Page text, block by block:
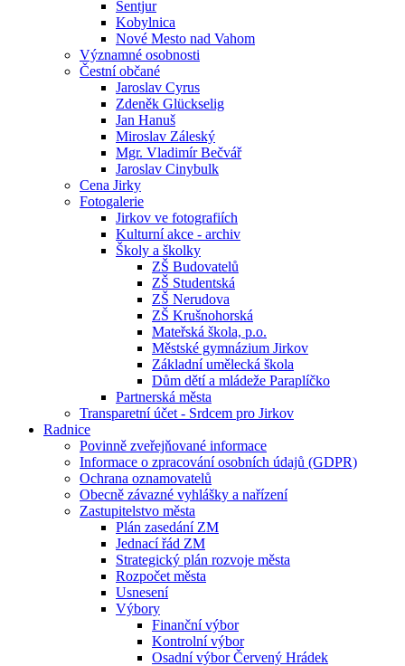
Šentjur
Kobylnica
Nové Mesto nad Vahom
Významné osobnosti
Čestní občané
Jaroslav Cyrus
Zdeněk Glückselig
Jan Hanuš
Miroslav Záleský
Mgr. Vladimír Bečvář
Jaroslav Cinybulk
Cena Jirky
Fotogalerie
Jirkov ve fotografiích
Kulturní akce - archiv
Školy a školky
ZŠ Budovatelů
ZŠ Studentská
ZŠ Nerudova
ZŠ Krušnohorská
Mateřská škola, p.o.
Městské gymnázium Jirkov
Základní umělecká škola
Dům dětí a mládeže Paraplíčko
Partnerská města
Transparetní účet - Srdcem pro Jirkov
Radnice
Povinně zveřejňované informace
Informace o zpracování osobních údajů (GDPR)
Ochrana oznamovatelů
Obecně závazné vyhlášky a nařízení
Zastupitelstvo města
Plán zasedání ZM
Jednací řád ZM
Strategický plán rozvoje města
Rozpočet města
Usnesení
Výbory
Finanční výbor
Kontrolní výbor
Osadní výbor Červený Hrádek